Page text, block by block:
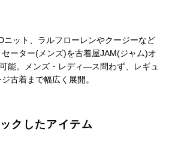
ニット、ラルフローレンやクージーなど
ーター(メンズ)を古着屋JAM(ジャム)オ
能。メンズ・レディ―ス問わず、レギュ
古着まで幅広く展開。
クしたアイテム